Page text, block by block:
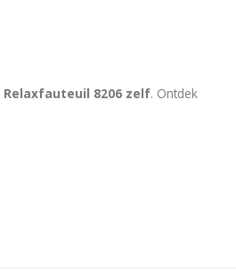
Relaxfauteuil 8206 zelf. Ontdek